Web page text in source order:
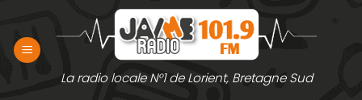
contenu
La radio locale N°1 de Lorient, Bretagne Sud